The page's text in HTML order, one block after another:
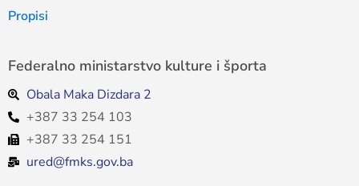
Propisi
Federalno ministarstvo kulture i športa
Obala Maka Dizdara 2
+387 33 254 103
+387 33 254 151
ured@fmks.gov.ba